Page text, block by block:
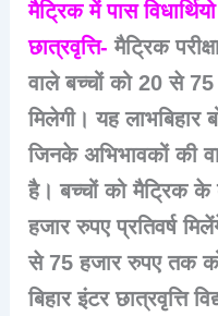
मैट्रिक में पास
छात्रवृत्ति- मैट्रिक
वाले बच्चों को 20 से 75
मिलेगी। यह लाभबिहार
जिनके अभिभावकों की
है। बच्चों को मैट्रिक
हजार रुपए प्रतिवर्ष
से 75 हजार रुपए तक
बिहार इंटर छात्रवृत्ति